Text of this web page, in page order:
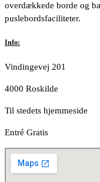
overdækkede borde og
puslebordsfaciliteter.
Info:
Vindingevej 201
4000 Roskilde
Til stedets hjemmeside
Entré Gratis